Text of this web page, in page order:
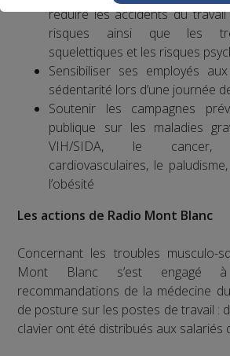
réduire les accidents du
risques ainsi que les
squelettiques et les risques
Sensibiliser ses employés
sédentarité lors d’une journée
Soutenir les campagnes
publique sur les maladies
VIH/SIDA, le cancer,
cardiovasculaires, le
l’obésité
Les actions de Radio Mont Blanc
Concernant les troubles musculo-
Mont Blanc s’est engagé
recommandations de la médecine
de posture sur les postes de travail :
clavier ont été distribués aux salariés